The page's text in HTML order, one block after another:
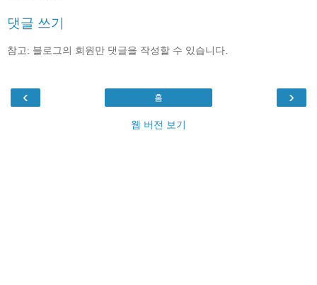
댓글 쓰기
참고: 블로그의 회원만 댓글을 작성할 수 있습니다.
‹ ›
홈
웹 버전 보기